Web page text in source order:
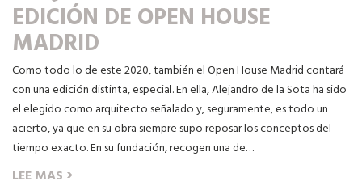
EDICIÓN DE OPEN HOUSE
MADRID
Como todo lo de este 2020, también el Open House Madrid contará
con una edición distinta, especial. En ella, Alejandro de la Sota ha sido
el elegido como arquitecto señalado y, seguramente, es todo un
acierto, ya que en su obra siempre supo reposar los conceptos del
tiempo exacto. En su fundación, recogen una de…
LEE MAS ›